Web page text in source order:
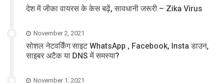
देश में जीका वायरस के केस बढ़ें, सावधानी जरूरी – Zika Virus
November 2, 2021
सोशल नेटवर्किंग साइट WhatsApp , Facebook, Insta डाउन,
साइबर अटैक या DNS में समस्या?
November 1, 2021